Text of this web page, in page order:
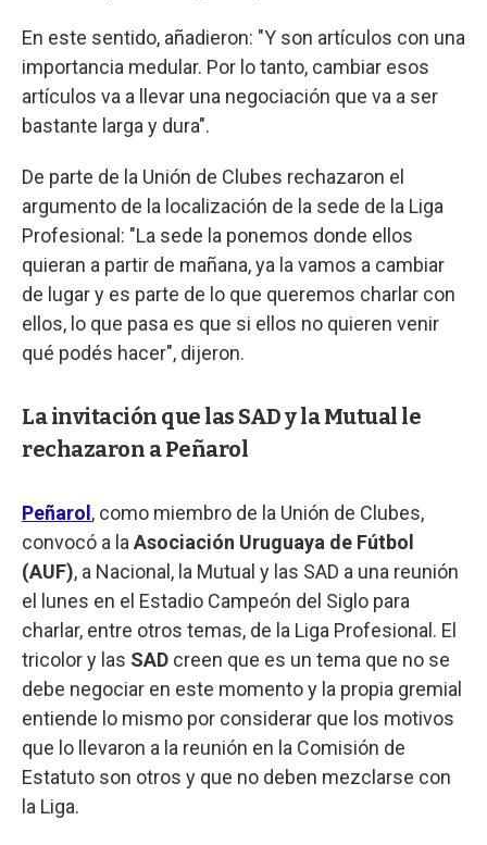
En este sentido, añadieron: "Y son artículos con una
importancia medular. Por lo tanto, cambiar esos
artículos va a llevar una negociación que va a ser
bastante larga y dura".
De parte de la Unión de Clubes rechazaron el
argumento de la localización de la sede de la Liga
Profesional: "La sede la ponemos donde ellos
quieran a partir de mañana, ya la vamos a cambiar
de lugar y es parte de lo que queremos charlar con
ellos, lo que pasa es que si ellos no quieren venir
qué podés hacer", dijeron.
La invitación que las SAD y la Mutual le
rechazaron a Peñarol
Peñarol , como miembro de la Unión de Clubes,
convocó a laAsociación Uruguaya de Fútbol
(AUF), a Nacional, la Mutual y las SAD a una reunión
el lunes en el Estadio Campeón del Siglo para
charlar, entre otros temas, de la Liga Profesional. El
tricolor y las SAD creen que es un tema que no se
debe negociar en este momento y la propia gremial
entiende lo mismo por considerar que los motivos
que lo llevaron a la reunión en la Comisión de
Estatuto son otros y que no deben mezclarse con
la Liga.